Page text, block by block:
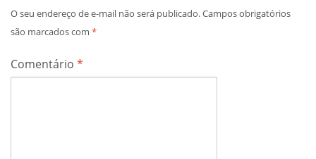
O seu endereço de e-mail não será publicado.Campos obrigatórios
são marcados com *
Comentário *